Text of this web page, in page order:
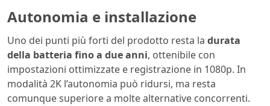
Autonomia e installazione
Uno dei punti più forti del prodotto resta la durata
della batteria fino a due anni, ottenibile con
impostazioni ottimizzate e registrazione in 1080p. In
modalità 2K l’autonomia può ridursi, ma resta
comunque superiore a molte alternative concorrenti.